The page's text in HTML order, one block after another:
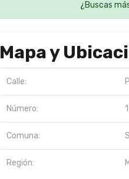
¿Buscas
Mapa y
Calle:
Número:
Comuna:
Región: